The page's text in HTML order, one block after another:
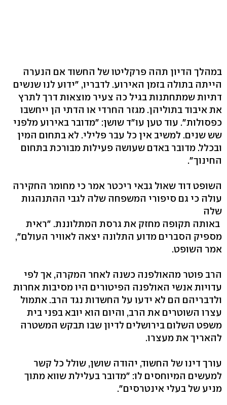
במהלך הדיון תהה פרקליטו של החשוד אם הנערה
הייתה בתולה בזמן האירוע. לדבריו, "ידוע לנו שנשים
דתיות שמתחתנות בגיל כה צעיר מוצאות דרך לתרץ
את איבוד בתוליהן. מגזר החרדי או הדתי הן ייחשבו
כפסולות". עוד טען עו"ד שושן: "מדובר באירוע מלפני
שש שנים. למשיב אין כל עבר פלילי. לא בתחום המין
ובכלל. מדובר באדם שעושה פעילות מבורכת בתחום
החינוך".
השופט דוד שאול גבאי ריכטר אמר כי מחומר החקירה
עולה כי גם סיפורי המשפחה שלה לגבי ההתנהגות
שלה
באותה תקופה מחזק את גרסת המתלוננת. "ראית
מספיק הסברים מדוע התלונה יצאה לאוויר העולם",
אמר השופט.
הרב פוטר מהאולפנה כשנה לאחר המקרה, אך לפי
עדויות אנשי האולפנה הפיטורים היו מסיבות אחרות
ולדבריהם הם לא ידעו על החשדות נגד הרב. אתמול
עצרו השוטרים את הרב, והיום הוא יובא בפני בית
משפט השלום בירושלים לדיון שבו תבקש המשטרה
להאריך את מעצרו.
עורך דינו של החשוד, יהודה שושן, שולל כל קשר
למעשים המיוחסים לו: "מדובר בעלילת שווא מתוך
מניע של בעלי אינטרסים".